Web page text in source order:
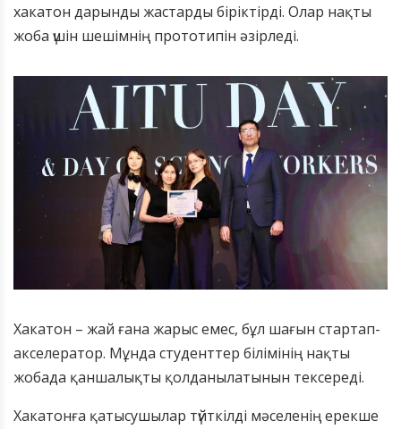
хакатон дарынды жастарды біріктірді. Олар нақты
жоба үшін шешімнің прототипін әзірледі.
Хакатон – жай ғана жарыс емес, бұл шағын стартап-
акселератор. Мұнда студенттер білімінің нақты
жобада қаншалықты қолданылатынын тексереді.
Хакатонға қатысушылар түйткілді мәселенің ерекше